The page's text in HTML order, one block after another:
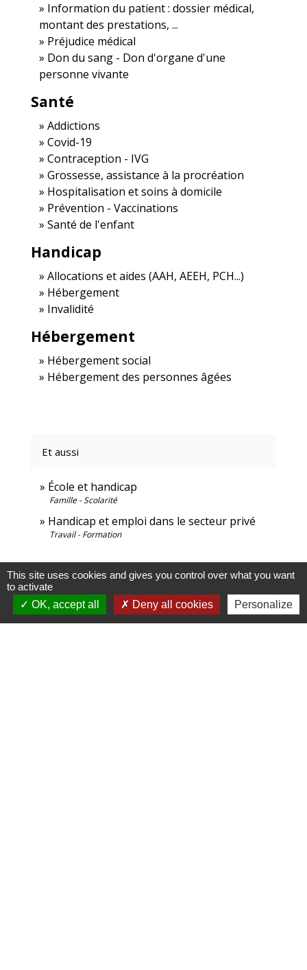
Information du patient : dossier médical,
montant des prestations, ...
Préjudice médical
Don du sang - Don d'organe d'une
personne vivante
Santé
Addictions
Covid-19
Contraception - IVG
Grossesse, assistance à la procréation
Hospitalisation et soins à domicile
Prévention - Vaccinations
Santé de l'enfant
Handicap
Allocations et aides (AAH, AEEH, PCH...)
Hébergement
Invalidité
Hébergement
Hébergement social
Hébergement des personnes âgées
Et aussi
École et handicap
Famille - Scolarité
Handicap et emploi dans le secteur privé
Travail - Formation
Signaler une erreur sur cette page
This site uses cookies and gives you control over what you want
to activate
OK, accept all
Deny all cookies Personalize